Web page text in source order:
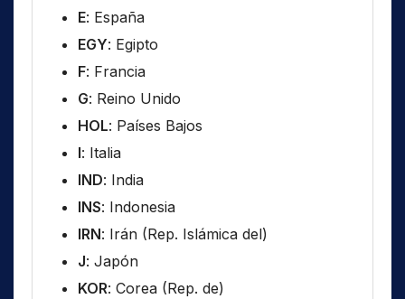
E: España
EGY: Egipto
F: Francia
G: Reino Unido
HOL: Países Bajos
I: Italia
IND: India
INS: Indonesia
IRN: Irán (Rep. Islámica del)
J: Japón
KOR: Corea (Rep. de)